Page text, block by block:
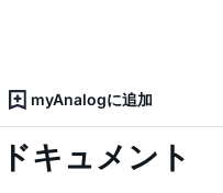
myAnalogに追加
ドキュメント